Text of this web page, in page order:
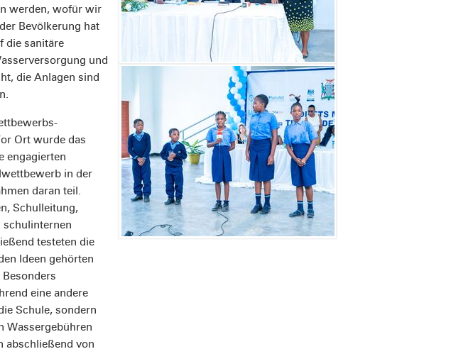
werden, wofür wir
Bevölkerung hat
die sanitäre
und
die Anlagen sind
Ort wurde das
engagierten
in der
daran teil.
Schulleitung,
schulinternen
testeten die
Ideen gehörten
eine andere
Schule, sondern
Wassergebühren
abschließend von